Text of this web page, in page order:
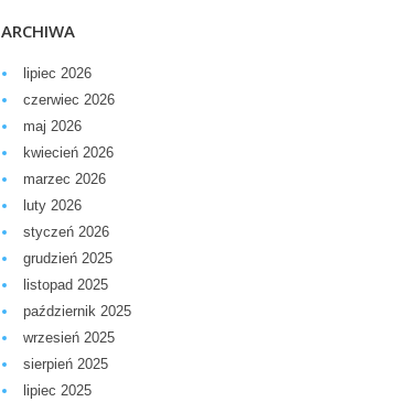
ARCHIWA
lipiec 2026
czerwiec 2026
maj 2026
kwiecień 2026
marzec 2026
luty 2026
styczeń 2026
grudzień 2025
listopad 2025
październik 2025
wrzesień 2025
sierpień 2025
lipiec 2025